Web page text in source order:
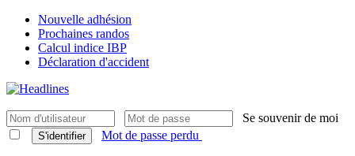
Nouvelle adhésion
Prochaines randos
Calcul indice IBP
Déclaration d'accident
Se souvenir de moi
S'identifier Mot de passe perdu